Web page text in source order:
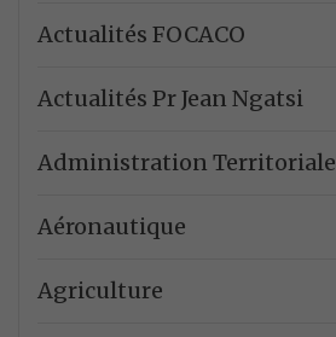
Actualités FOCACO
Actualités Pr Jean Ngatsi
Administration Territoriale
Aéronautique
Agriculture